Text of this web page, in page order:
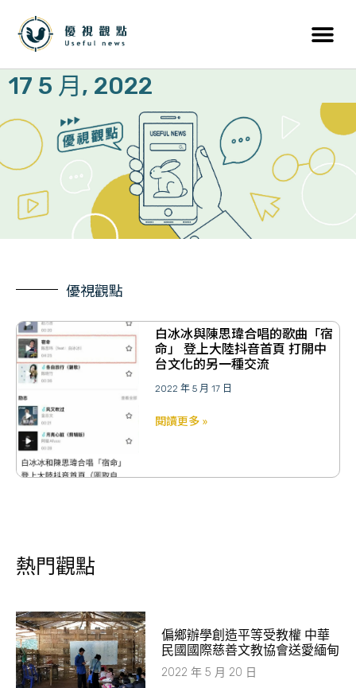
17 5 月, 2022
優視觀點
白冰冰與陳思瑋合唱的歌曲「宿
命」 登上大陸抖音首頁 打開中
台文化的另一種交流
2022 年 5 月 17 日
閱讀更多 »
熱門觀點
​偏鄉辦學創造平等受教權 中華
民國國際慈善文教協會送愛緬甸
2022 年 5 月 20 日